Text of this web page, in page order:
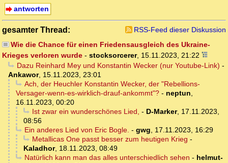
antworten
gesamter Thread:
RSS-Feed dieser Diskussion
Wie die Chance für einen Friedensausgleich des Ukraine-
Krieges verloren wurde - stocksorcerer, 15.11.2023, 21:22
Dazu Reinhard Mey und Konstantin Wecker (nur Youtube-Link) -
Ankawor, 15.11.2023, 23:01
Ach, der Heuchler Konstantin Wecker, der "Rebellions-
Versager-wenn-es-wirklich-drauf-ankommt"? - neptun,
16.11.2023, 00:20
Ist zwar ein wunderschönes Lied, - D-Marker, 17.11.2023,
08:56
Ein anderes Lied von Eric Bogle. - gwg, 17.11.2023, 16:29
Metallicas One passt besser zum heutigen Krieg -
Kaladhor, 18.11.2023, 08:49
Natürlich kann man das alles unterschiedlich sehen - helmut-